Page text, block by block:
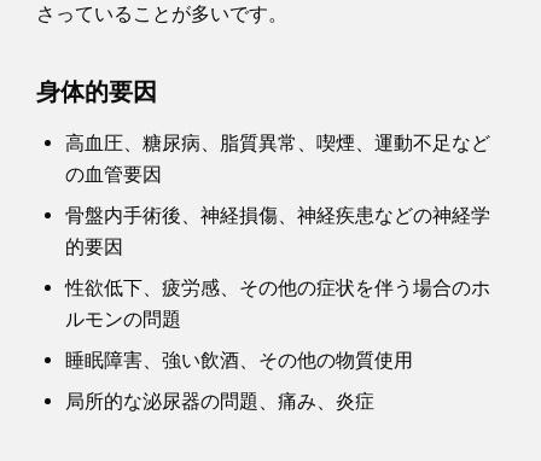
さっていることが多いです。
身体的要因
高血圧、糖尿病、脂質異常、喫煙、運動不足など
の血管要因
骨盤内手術後、神経損傷、神経疾患などの神経学
的要因
性欲低下、疲労感、その他の症状を伴う場合のホ
ルモンの問題
睡眠障害、強い飲酒、その他の物質使用
局所的な泌尿器の問題、痛み、炎症